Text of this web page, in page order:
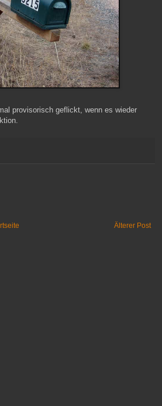
provisorisch geflickt, wenn es wieder
Älterer Post